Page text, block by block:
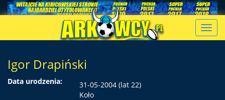
Igor Drapiński
Data urodzenia:
31-05-2004 (lat 22)
Koło